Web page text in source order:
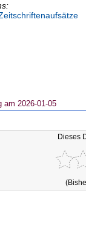
am 2026-01-05
Dieses